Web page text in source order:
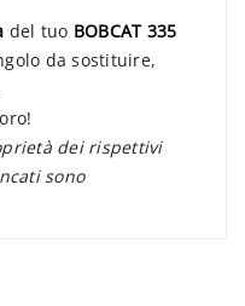
del tuo BOBCAT 335
da sostituire,
dei rispettivi
sono